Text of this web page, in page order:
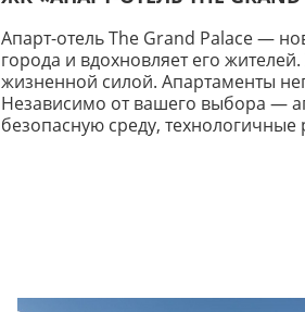
Апарт-отель The Grand Palace —
города и вдохновляет его
жизненной силой. Апартаменты
Независимо от вашего выбора —
безопасную среду,